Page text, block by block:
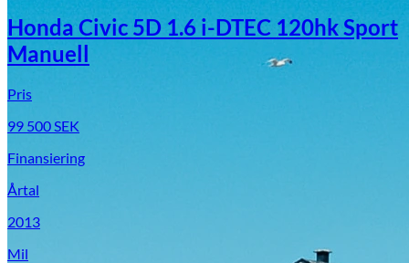
Honda Civic 5D 1.6 i-DTEC 120hk Sport
Manuell
Pris
99 500SEK
Finansiering
Årtal
2013
Mil